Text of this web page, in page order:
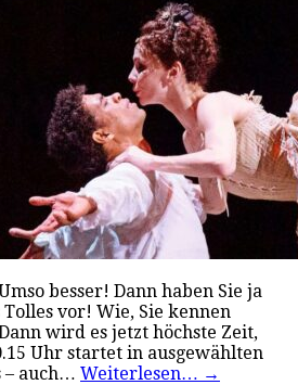
besser! Dann haben Sie ja
vor! Wie, Sie kennen
wird es jetzt höchste Zeit,
Uhr startet in ausgewählten
– auch… Weiterlesen… →